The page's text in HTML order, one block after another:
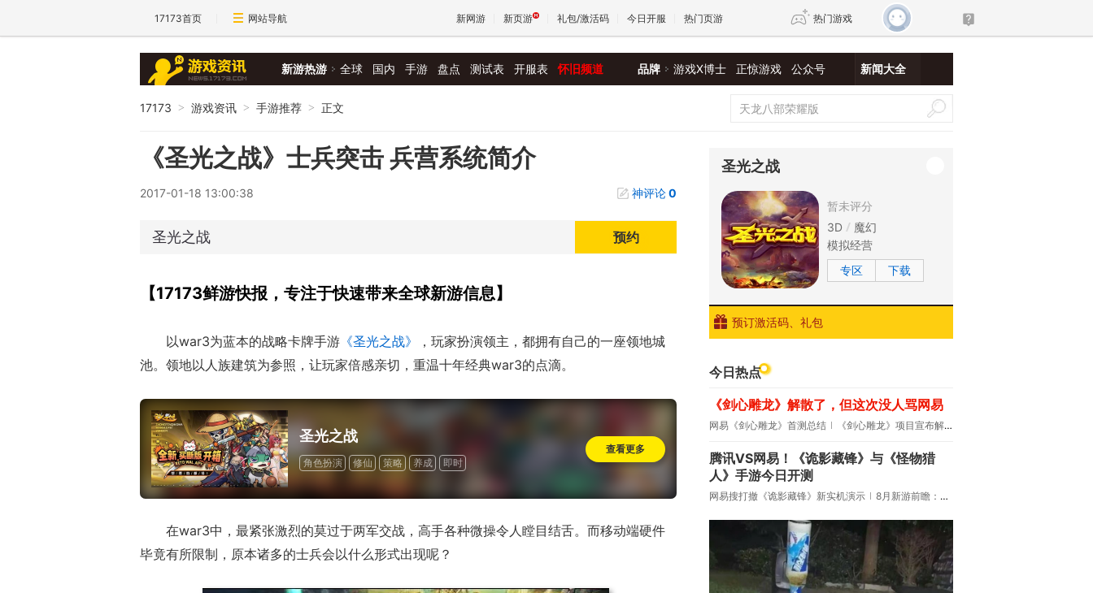
17173首页 网站导航 新网游 新页游 礼包/激活码 今日开服 热门页游 热门游戏
王权与自由 诛仙世界 新仙侠5
新游热游 全球 国内 手游 盘点 测试表 开服表 怀旧频道 品牌 游戏X博士 正惊游戏 公众号 新闻大全
17173 > 游戏资讯 > 手游推荐 > 正文
《圣光之战》士兵突击 兵营系统简介
2017-01-18 13:00:38 神评论0
圣光之战 预约
【17173鲜游快报，专注于快速带来全球新游信息】
以war3为蓝本的战略卡牌手游 《圣光之战》
，玩家扮演领主，都拥有自己的一座领地城
池。领地以人族建筑为参照，让玩家倍感亲切，重温十年经典war3的点滴。
圣光之战
角色扮演 修仙 策略 养成 即时
查看更多
在war3中，最紧张激烈的莫过于两军交战，高手各种微操令人瞠目结舌。而移动端硬件
毕竟有所限制，原本诸多的士兵会以什么形式出现呢？
圣光之战
暂未评分
3D
魔幻
模拟经营
专区
下载
预订激活码、礼包
今日热点
《剑心雕龙》解散了，但这次没人骂网易
网易《剑心雕龙》首测总结 《剑心雕龙》项目宣布解散
腾讯VS网易！《诡影藏锋》与《怪物猎
人》手游今日开测
网易搜打撤《诡影藏锋》新实机演示 8月新游前瞻：《诡秘之主》领衔